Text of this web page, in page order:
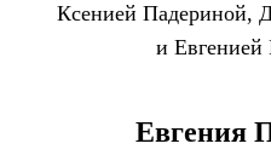
Ксенией Падериной,
и
Евгения